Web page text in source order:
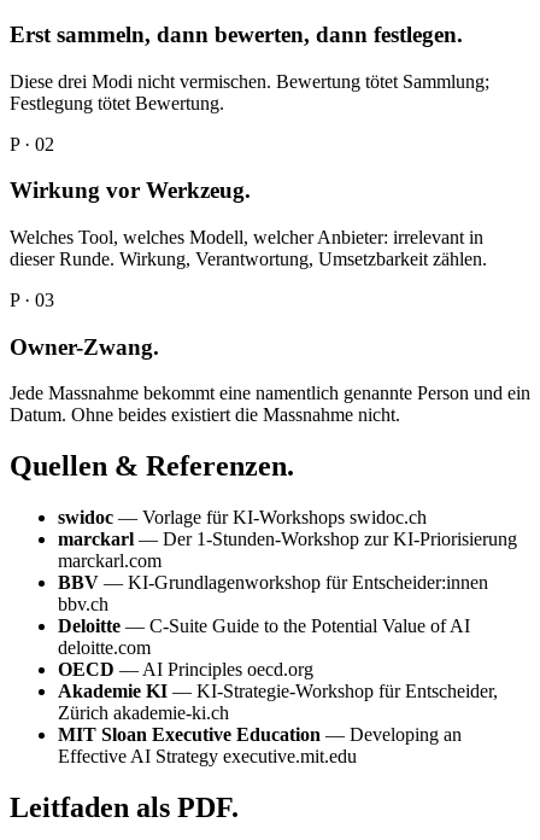
Erst sammeln, dann bewerten, dann festlegen.
Diese drei Modi nicht vermischen. Bewertung tötet Sammlung;
Festlegung tötet Bewertung.
P · 02
Wirkung vor Werkzeug.
Welches Tool, welches Modell, welcher Anbieter: irrelevant in
dieser Runde. Wirkung, Verantwortung, Umsetzbarkeit zählen.
P · 03
Owner-Zwang.
Jede Massnahme bekommt eine namentlich genannte Person und ein
Datum. Ohne beides existiert die Massnahme nicht.
Quellen & Referenzen.
swidoc — Vorlage für KI-Workshops swidoc.ch
marckarl — Der 1-Stunden-Workshop zur KI-Priorisierung
marckarl.com
BBV — KI-Grundlagenworkshop für Entscheider:innen
bbv.ch
Deloitte — C-Suite Guide to the Potential Value of AI
deloitte.com
OECD — AI Principles oecd.org
Akademie KI — KI-Strategie-Workshop für Entscheider,
Zürich akademie-ki.ch
MIT Sloan Executive Education — Developing an
Effective AI Strategy executive.mit.edu
Leitfaden als PDF.